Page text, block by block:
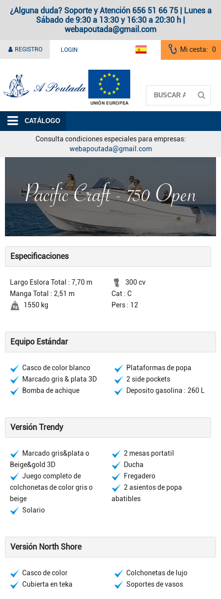
¿Alguna duda? Soporte y Atención 656 51 66 75 | Lunes a
Sábado de 9:30 a 13:30 y 16:30 a 20:30 h |
webapoutada@gmail.com
REGISTRO LOGIN Mi cesta: 0
CATÁLOGO
Consulta condiciones especiales para empresas:
webapoutada@gmail.com
Pacific Craft - 750 Open
Especificaciones
Largo Eslora Total : 7,70 m
Manga Total : 2,51 m
1550 kg
300 cv
Cat : C
Pers : 12
Equipo Estándar
Casco de color blanco
Marcado gris & plata 3D
Bomba de achique
Plataformas de popa
2 side pockets
Deposito gasolina : 260 L
Versión Trendy
Marcado gris&plata o
Beige&gold 3D
Juego completo de
colchonetas de color gris o
beige
Solario
2 mesas portatil
Ducha
Fregadero
2 asientos de popa
abatibles
Versión North Shore
Casco de color
Cubierta en teka
Colchonetas de lujo
Soportes de vasos